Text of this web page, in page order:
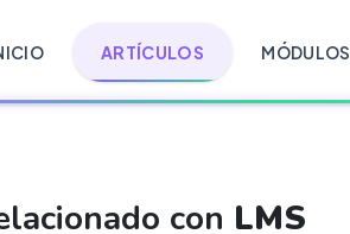
ARTÍCULOS MÓDULOS
con LMS